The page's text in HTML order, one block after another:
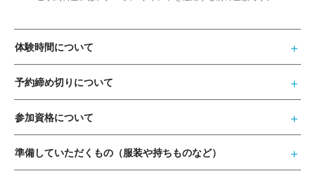
体験時間について
予約締め切りについて
参加資格について
準備していただくもの（服装や持ちものなど）